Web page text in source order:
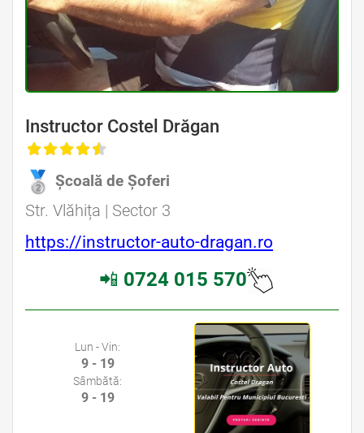
Instructor Costel Drăgan
Școală de Șoferi
Str. Vlăhița | Sector 3
https://instructor-auto-dragan.ro
📲 0724 015 570
Lun - Vin:
9 - 19
Sâmbătă:
9 - 19